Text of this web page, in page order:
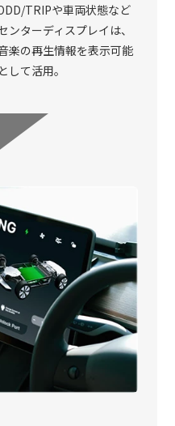
TRIPや車両状態など
ターディスプレイは、
楽の再生情報を表示可能
て活用。